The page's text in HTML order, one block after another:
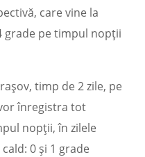
care vine la
grade pe timpul nopții
timp de 2 zile, pe
înregistra tot
nopții, în zilele
0 și 1 grade